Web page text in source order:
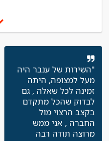
"השירות של ענבר היה
מעל למצופה, היתה
זמינה לכל שאלה , גם
לבדוק שהכל מתקדם
בקצב הרצוי מול
החברה , אני ממש
מרוצה תודה רבה